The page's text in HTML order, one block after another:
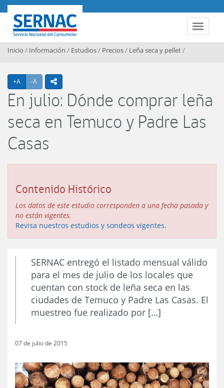
Contenido principal
Toggle
SERNAC
Inicio / Información / Estudios/ Precios/ Leña seca y pellet/
+A Agrandar texto
-A Achicar textoicono compartir
En julio: Dónde comprar leña
seca en Temuco y Padre Las
Casas
Contenido Histórico
Los datos de este estudio corresponden a una fecha pasada y
no están vigentes.
Revisa nuestros estudios y sondeos vigentes.
SERNAC entregó el listado mensual válido
para el mes de julio de los locales que
cuentan con stock de leña seca en las
ciudades de Temuco y Padre Las Casas. El
muestreo fue realizado por […]
07 de julio de 2015